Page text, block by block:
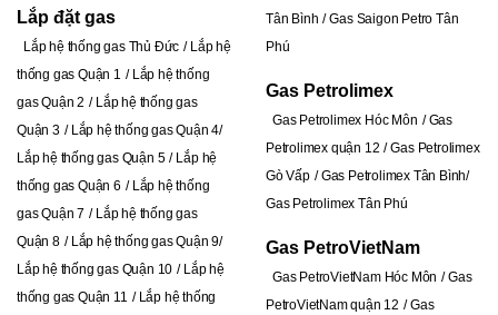
Lắp đặt gas
Lắp hệ thống gas Thủ Đức
Lắp hệ
thống gas Quận 1
Lắp hệ thống
gas Quận 2
Lắp hệ thống gas
Quận 3
Lắp hệ thống gas Quận 4
Lắp hệ thống gas Quận 5
Lắp hệ
thống gas Quận 6
Lắp hệ thống
gas Quận 7
Lắp hệ thống gas
Quận 8
Lắp hệ thống gas Quận 9
Lắp hệ thống gas Quận 10
Lắp hệ
thống gas Quận 11
Lắp hệ thống
Tân Bình
Gas Saigon Petro Tân
Phú
Gas Petrolimex
Gas Petrolimex Hóc Môn
Gas
Petrolimex quận 12
Gas Petrolimex
Gò Vấp
Gas Petrolimex Tân Bình
Gas Petrolimex Tân Phú
Gas PetroVietNam
Gas PetroVietNam Hóc Môn
Gas
PetroVietNam quận 12
Gas